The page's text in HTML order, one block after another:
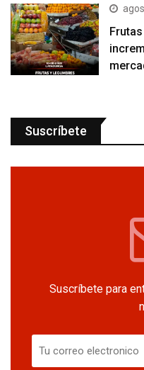
Suscríbete
Suscríbete para